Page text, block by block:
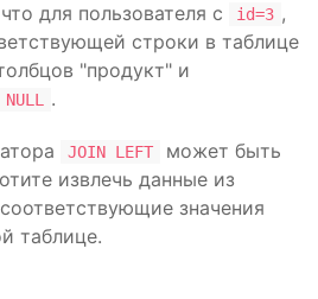
для пользователя с
id=3 ,
строки в таблице
"продукт" и
NULL .
JOIN LEFT
может быть
извлечь данные из
значения
таблице.